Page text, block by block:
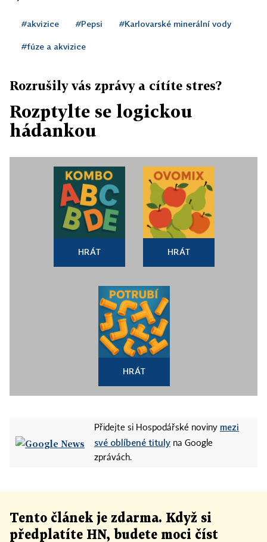
#akvizice #Pepsi #Karlovarské minerální vody
#fúze a akvizice
Rozrušily vás zprávy a cítíte stres?
Rozptylte se logickou
hádankou
HRÁT HRÁT
HRÁT
Přidejte si Hospodářské noviny mezi
své oblíbené tituly na Google
zprávách.
Tento článek je zdarma. Když si
předplatíte HN, budete moci číst